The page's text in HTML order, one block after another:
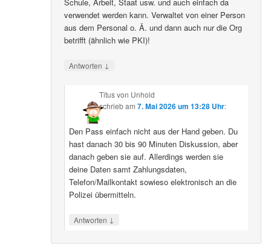
verwendet werden kann. Verwaltet von einer Person
aus dem Personal o. Ä. und dann auch nur die Org
betrifft (ähnlich wie PKI)!
Antworten ↓
Titus von Unhold
schriebam 7. Mai 2026 um 13:28 Uhr:
Den Pass einfach nicht aus der Hand geben. Du
hast danach 30 bis 90 Minuten Diskussion, aber
danach geben sie auf. Allerdings werden sie
deine Daten samt Zahlungsdaten,
Telefon/Mailkontakt sowieso elektronisch an die
Polizei übermitteln.
Antworten ↓